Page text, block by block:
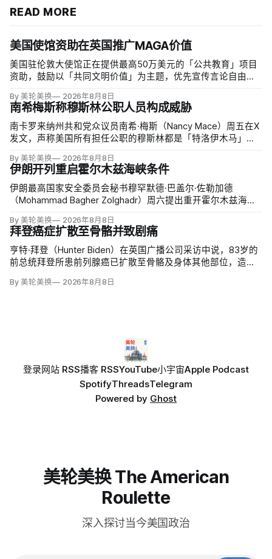
READ MORE
美国使馆资助在英国推广MAGA价值
美国驻伦敦大使馆正在提供最高50万美元的「公共教育」项目
资助，鼓励以「共同文明价值」为主题，优先宣传言论自由、
念。英国自由民主党议员丽莎·斯玛特（Lisa Smart）指责特朗
普政府用「MAGA资金」干预英国民主；
By 美轮美换 2026年8月8日
南希梅斯称穆斯林公职人员构成威胁
南卡罗来纳州共和党众议员南希·梅斯（Nancy Mace）周五在X
发文，声称美国所有担任公职的穆斯林都是「特洛伊木马」，
默」。截至浏览器核验时，这条帖子获得约440万次浏览、6.2
万次点赞、1万次转发和7800条回复。
By 美轮美换 2026年8月8日
伊朗开列重启霍尔木兹海峡条件
伊朗最高国家安全委员会秘书穆罕默德·巴盖尔·佐勒加德
（Mohammad Bagher Zolghadr）周六提出重开霍尔木兹海峡
支付战争赔偿、释放被冻结资产，并停止攻击伊朗地区盟友及
威胁伊朗。特朗普政府几乎不可能接受。
By 美轮美换 2026年8月8日
拜登癌症扩散至骨骼并致剧痛
亨特·拜登（Hunter Biden）在英国广播公司采访中说，83岁的
前总统拜登所患前列腺癌已扩散至骨骼及身体其他部位，造成
泪，称家人看着这一过程「非常难过」，也希望父亲能更多表
By 美轮美换 2026年8月8日
登录网站 RSS播客 RSSYouTube小宇宙Apple Podcast
SpotifyThreadsTelegram
Powered by Ghost
美轮美换 The American
Roulette
深入探讨当今美国政治